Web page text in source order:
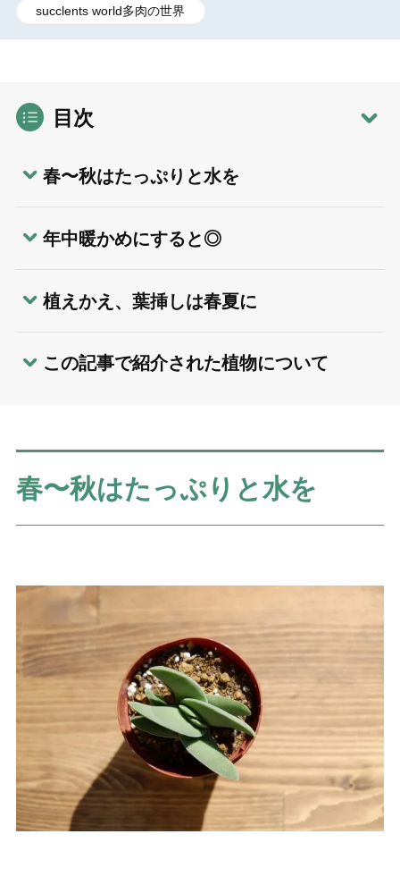
succlents world多肉の世界
目次
春〜秋はたっぷりと水を
年中暖かめにすると◎
植えかえ、葉挿しは春夏に
この記事で紹介された植物について
春〜秋はたっぷりと水を